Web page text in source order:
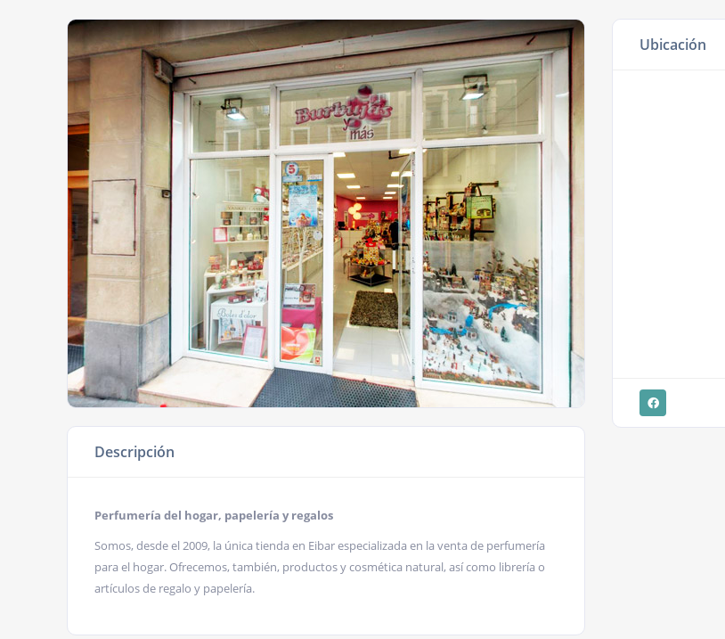
Descripción
Perfumería del hogar, papelería y regalos
Somos, desde el 2009, la única tienda en Eibar especializada en la venta de perfumería
para el hogar. Ofrecemos, también, productos y cosmética natural, así como librería o
artículos de regalo y papelería.
Ubicación